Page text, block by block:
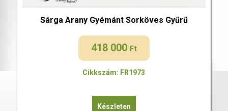
Sárga Arany Gyémánt Sorköves Gyűrű
418 000 Ft
Cikkszám: FR1973
Készleten